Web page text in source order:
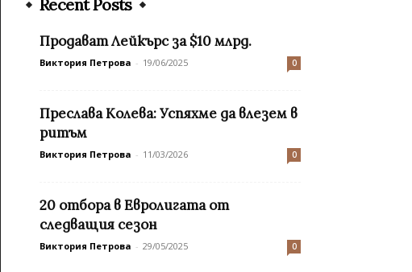
Recent Posts
Продават Лейкърс за $10 млрд.
Виктория Петрова - 19/06/2025 0
Преслава Колева: Успяхме да влезем в
ритъм
Виктория Петрова - 11/03/2026 0
20 отбора в Евролигата от
следващия сезон
Виктория Петрова - 29/05/2025 0